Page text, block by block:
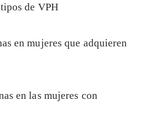
de VPH
en mujeres que adquieren
en las mujeres con